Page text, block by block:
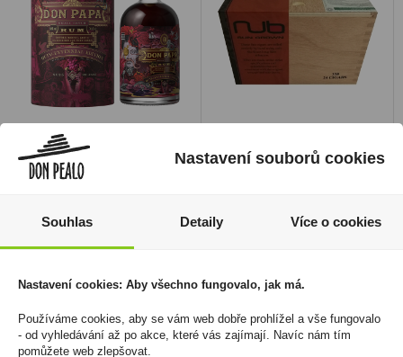
Don Papa PORT QUIN
0,7l 50% Tuba
3 699 Kč
Skladem:
Sungrown
Skladem:
5 - 50 krabiček
Nastavení souborů cookies
Souhlas Detaily Více o cookies
Nastavení cookies: Aby všechno fungovalo, jak má.
Používáme cookies, aby se vám web dobře prohlížel a vše fungovalo
- od vyhledávání až po akce, které vás zajímají. Navíc nám tím
pomůžete web zlepšovat.